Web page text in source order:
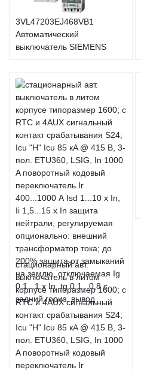
3VL47203EJ468VB1
Автоматический
выключатель SIEMENS
стационарный авт.
выключатель в литом
корпусе типоразмер 1600; с
RTC и 4AUX сигнальный
контакт срабатывания S24;
Icu "H" Icu 85 кA @ 415 В, 3-
пол. ETU360, LSIG, In 1000
A поворотный кодовый
переключатель Ir